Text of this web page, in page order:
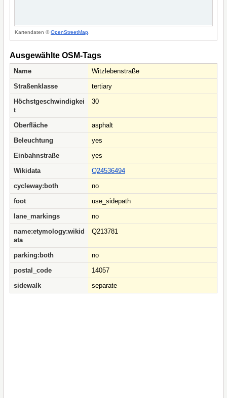
Kartendaten ©OpenStreetMap
Ausgewählte OSM-Tags
Name
Witzlebenstraße
Straßenklasse
tertiary
Höchstgeschwindigkei
t
30
Oberfläche
asphalt
Beleuchtung
yes
Einbahnstraße
yes
Wikidata
Q24536494
cycleway:both
no
foot
use_sidepath
lane_markings
no
name:etymology:wikid
ata
Q213781
parking:both
no
postal_code
14057
sidewalk
separate